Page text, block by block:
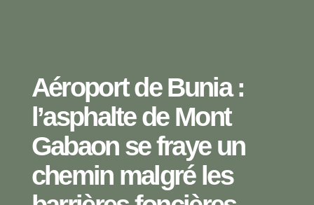
Aéroport de Bunia :
l’asphalte de Mont
Gabaon se fraye un
chemin malgré les